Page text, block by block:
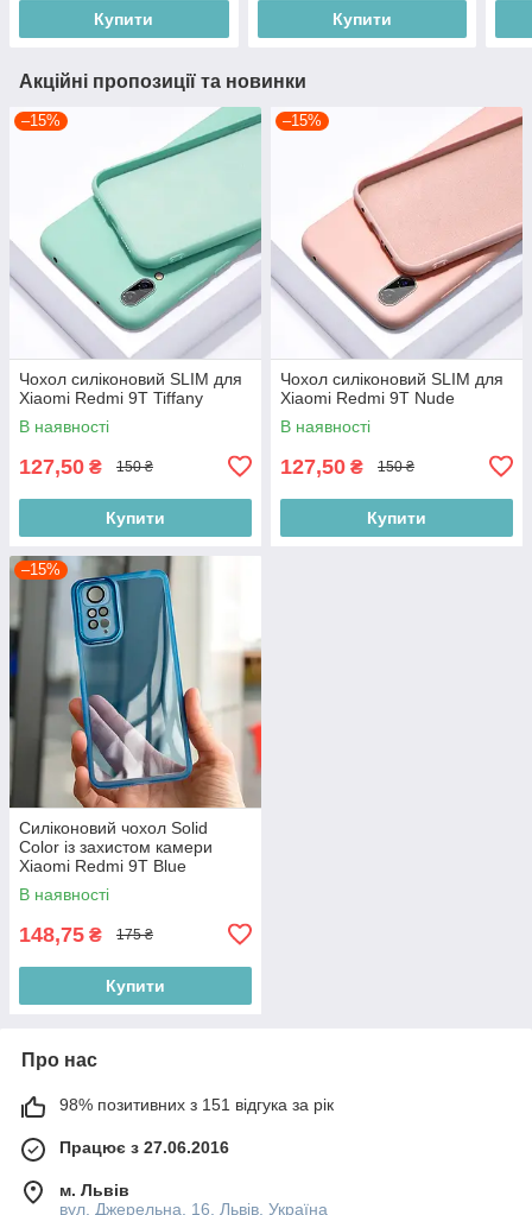
Купити Купити
Акційні пропозиції та новинки
–15%
Чохол силіконовий SLIM для
Xiaomi Redmi 9T Tiffany
В наявності
127,50 ₴ 150 ₴
Купити
–15%
Чохол силіконовий SLIM для
Xiaomi Redmi 9T Nude
В наявності
127,50 ₴ 150 ₴
Купити
–15%
Силіконовий чохол Solid
Color із захистом камери
Xiaomi Redmi 9T Blue
В наявності
148,75 ₴ 175 ₴
Купити
Про нас
98% позитивних з 151 відгука за рік
Працює з 27.06.2016
м. Львів
вул. Джерельна, 16, Львів, Україна